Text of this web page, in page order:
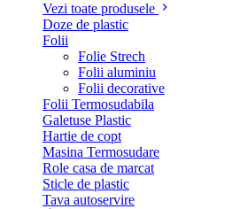
Vezi toate produsele
Doze de plastic
Folii
Folie Strech
Folii aluminiu
Folii decorative
Folii Termosudabila
Galetuse Plastic
Hartie de copt
Masina Termosudare
Role casa de marcat
Sticle de plastic
Tava autoservire